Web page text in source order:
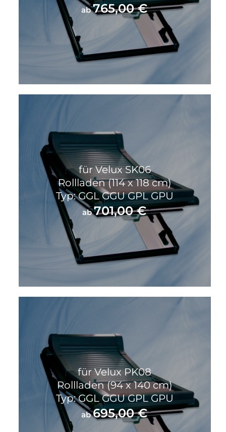
ab765,00€
für Velux SK06
Rollladen (114 x 118 cm)
Typ: GGL GGU GPL GPU
ab701,00€
für Velux PK08
Rollladen (94 x 140 cm)
Typ: GGL GGU GPL GPU
ab695,00€